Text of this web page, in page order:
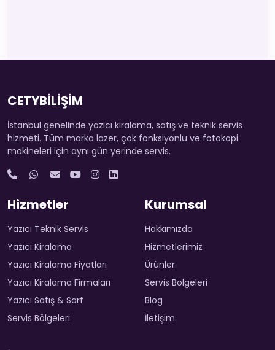
CETYBİLİŞİM
İstanbul genelinde yazıcı kiralama, satış ve teknik servis
hizmeti. Tüm marka lazer, çok fonksiyonlu ve fotokopi
makineleri için aynı gün yerinde servis.
Hizmetler
Yazıcı Teknik Servis
Yazıcı Kiralama
Yazıcı Kiralama Fiyatları
Yazıcı Kiralama Firmaları
Yazıcı Satış & Sarf
Servis Bölgeleri
Kurumsal
Hakkımızda
Hizmetlerimiz
Ürünler
Servis Bölgeleri
Blog
İletişim